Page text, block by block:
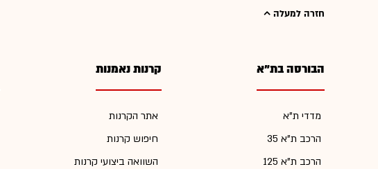
חזרה למעלה
הבורסה בת"א
מדדי ת"א
הרכב ת"א 35
הרכב ת"א 125
קרנות נאמנות
אתר הקרנות
חיפוש קרנות
השוואה ביצועי קרנות